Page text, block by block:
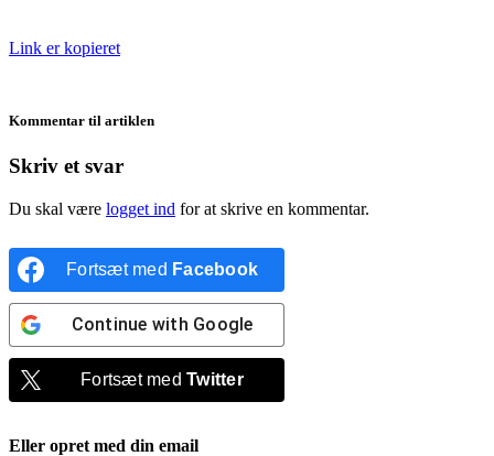
Link er kopieret
Kommentar til artiklen
Skriv et svar
Du skal være logget ind for at skrive en kommentar.
Fortsæt med Facebook
Continue with Google
Fortsæt medTwitter
Eller opret med din email